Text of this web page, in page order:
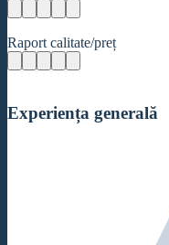
Raport calitate/preț
Experiența generală